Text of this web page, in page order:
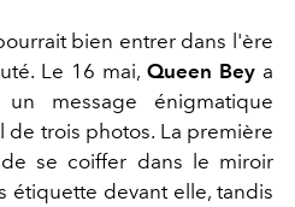
bien entrer dans l'ère
Le 16 mai, Queen Bey a
message énigmatique
trois photos. La première
se coiffer dans le miroir
étiquette devant elle, tandis